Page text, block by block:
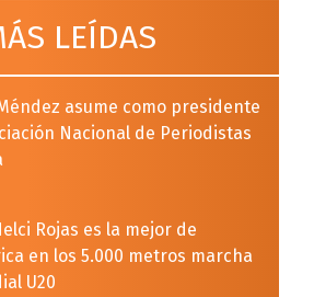
LEÍDAS
asume como presidente
Nacional de Periodistas
Rojas es la mejor de
en los 5.000 metros marcha
U20